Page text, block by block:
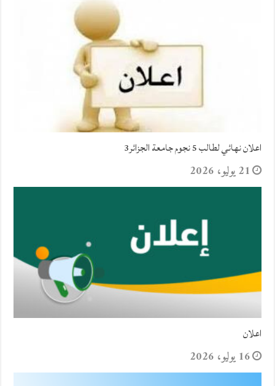
اعلان نهائي لطالب 5 نجوم جامعة الجزائر3
21 يوليو، 2026
اعلان
16 يوليو، 2026